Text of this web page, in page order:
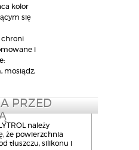
kolor
się
chroni
i
mosiądz,
PRZED
należy
że powierzchnia
tłuszczu, silikonu i